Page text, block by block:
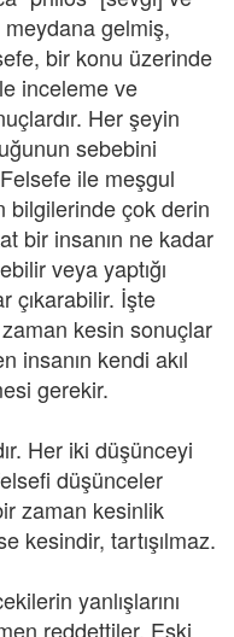
gelmiş,
bir konu üzerinde
inceleme ve
Her şeyin
sebebini
ile meşgul
bilgilerinde çok derin
bir insanın ne kadar
veya yaptığı
çıkarabilir. İşte
kesin sonuçlar
insanın kendi akıl
gerekir.
Her iki düşünceyi
düşünceler
zaman kesinlik
kesindir, tartışılmaz.
yanlışlarını
reddettiler. Eski